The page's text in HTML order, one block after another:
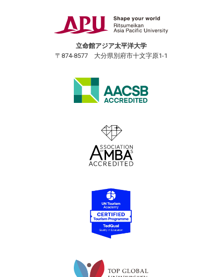
立命館アジア太平洋大学
〒874-8577 大分県別府市十文字原1-1